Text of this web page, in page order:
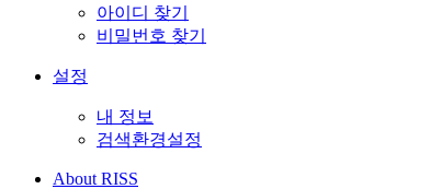
아이디 찾기
비밀번호 찾기
설정
내 정보
검색환경설정
About RISS